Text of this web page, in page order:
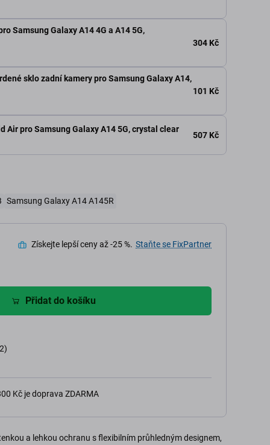
Samsung Galaxy A14 4G a A14 5G,
304 Kč
sklo zadní kamery pro Samsung Galaxy A14,
101 Kč
Air pro Samsung Galaxy A14 5G, crystal clear
507 Kč
Samsung Galaxy A14 A145R
Získejte lepší ceny až -25 %. Staňte se FixPartner
Přidat do košíku
Kč je doprava ZDARMA
a lehkou ochranu s flexibilním průhledným designem,